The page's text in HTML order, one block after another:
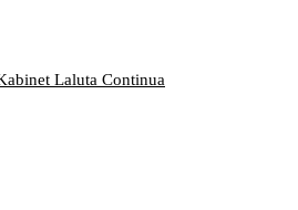
Laluta Continua